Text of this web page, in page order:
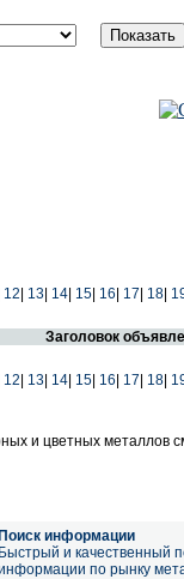
12 13 14 15 16 17 18
Заголовок
12 13 14 15 16 17 18
и цветных металлов
Поиск информации
Быстрый и качественный
по рынку